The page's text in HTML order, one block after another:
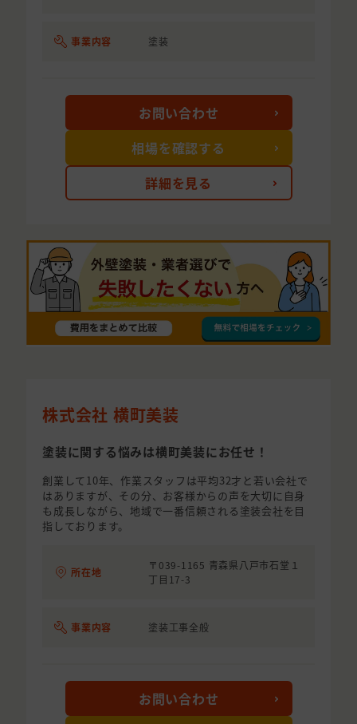
事業内容 塗装
詳細を見る
お問い合わせ
相場を確認する
株式会社 横町美装
塗装に関する悩みは横町美装にお任せ！
創業して10年、作業スタッフは平均32才と若い会社で
はありますが、その分、お客様からの声を大切に自身
も成長しながら、地域で一番信頼される塗装会社を目
指しております。
所在地
〒039-1165 青森県八戸市石堂１
丁目17-3
事業内容 塗装工事全般
お問い合わせ